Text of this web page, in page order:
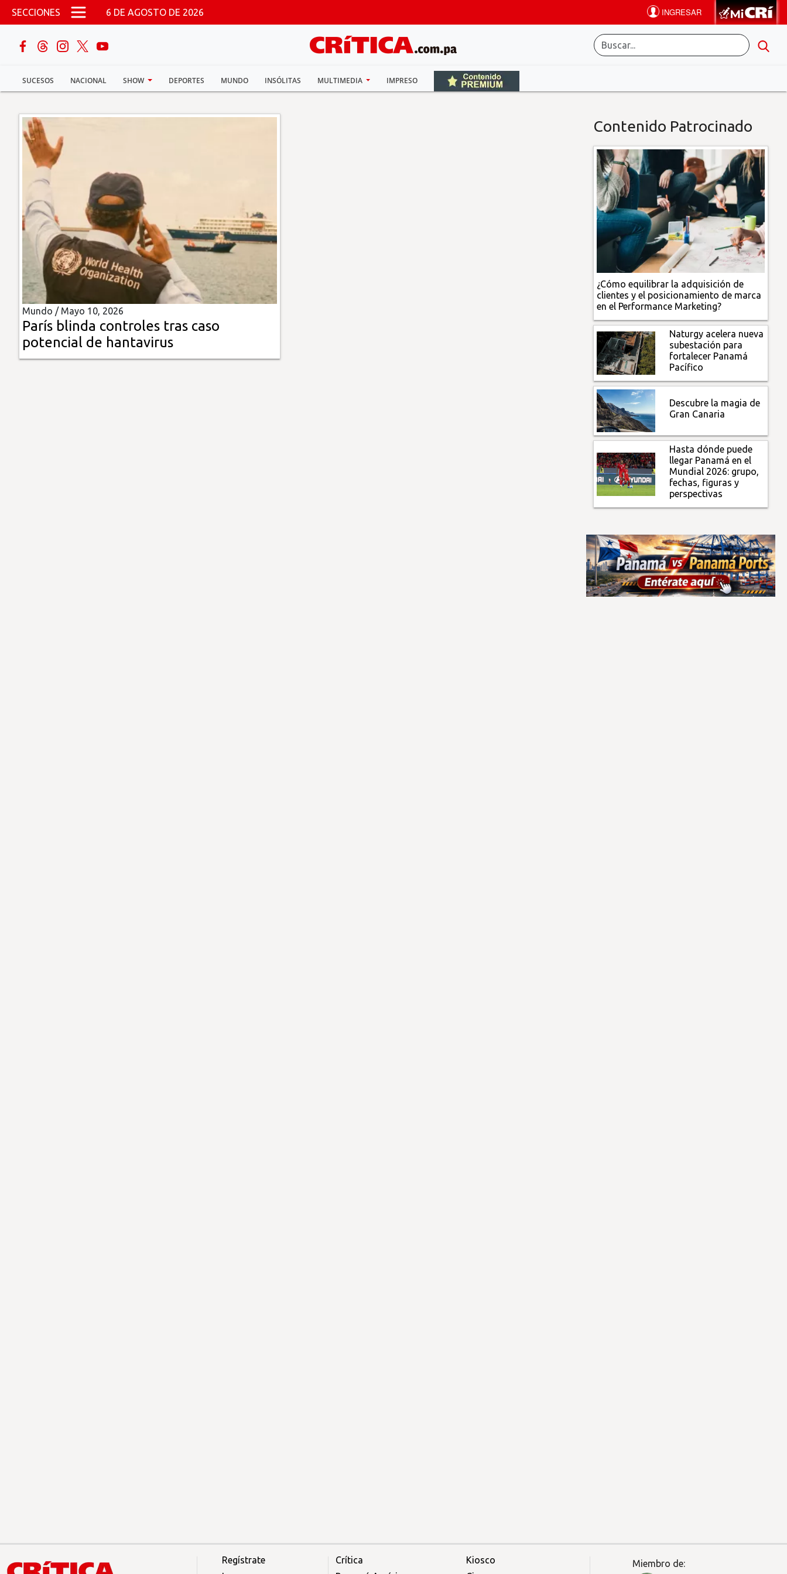
Pasar al contenido principal
SECCIONES 6 DE AGOSTO DE 2026
SUCESOS NACIONAL SHOW DEPORTES MUNDO INSÓLITAS MULTIMEDIA IMPRESO
buscar
Sucesos
Nacional
Política
Show
Deportes
Insólitas
Multimedia
Impreso
Mundo / Mayo 10, 2026
París blinda controles tras caso
potencial de hantavirus
Contenido Patrocinado
¿Cómo equilibrar la adquisición de
clientes y el posicionamiento de marca
en el Performance Marketing?
Naturgy acelera nueva
subestación para
fortalecer Panamá
Pacífico
Descubre la magia de
Gran Canaria
Hasta dónde puede
llegar Panamá en el
Mundial 2026: grupo,
fechas, figuras y
perspectivas
Regístrate
Crítica
Kiosco
Miembro de: